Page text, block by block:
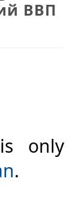
ВВП
only
.